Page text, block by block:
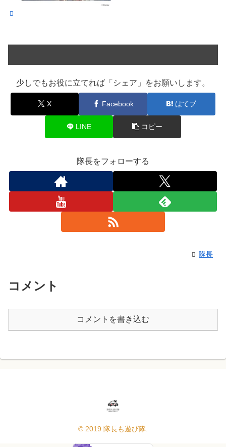
少しでもお役に立てれば「シェア」をお願いします。
X Facebook はてブ
LINE コピー
隊長をフォローする
隊長
コメント
コメントを書き込む
© 2019 隊長も遊び隊.